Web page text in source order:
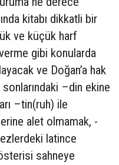
kitabı dikkatli bir
ve küçük harf
gibi konularda
ve Doğan’a hak
–din ekine
–tin(ruh) ile
alet olmamak, -
latince
sahneye